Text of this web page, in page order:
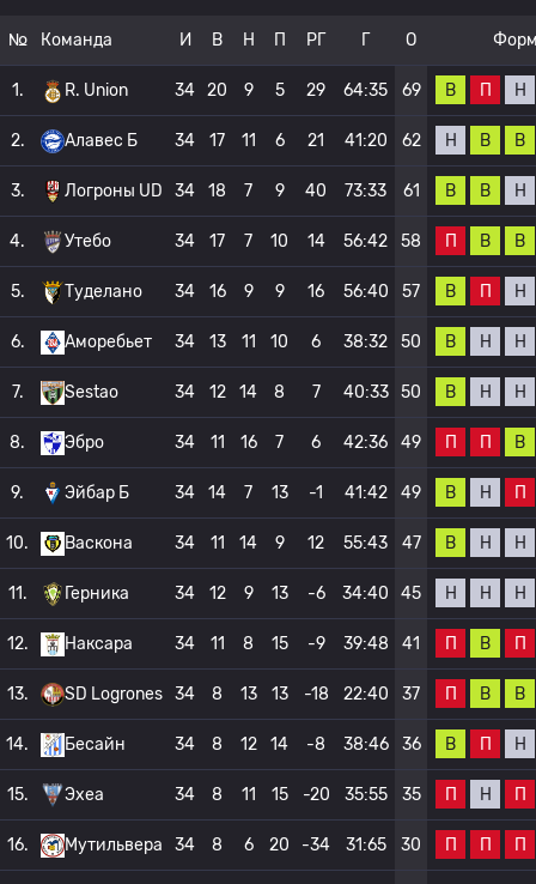
№ Команда И В Н П РГ Г О
1. R. Union 34 20 9 5 29 64:35 69 В П Н
2. Алавес Б 34 17 11 6 21 41:20 62 Н В В
3. Логроны UD 34 18 7 9 40 73:33 61 В В Н
4. Утебо 34 17 7 10 14 56:42 58 П В В
5. Туделано 34 16 9 9 16 56:40 57 В П Н
6. Аморебьет 34 13 11 10 6 38:32 50 В Н Н
7. Sestao 34 12 14 8 7 40:33 50 В Н Н
8. Эбро 34 11 16 7 6 42:36 49 П П В
9. Эйбар Б 34 14 7 13 -1 41:42 49 В Н П
10. Васкона 34 11 14 9 12 55:43 47 В Н Н
11. Герника 34 12 9 13 -6 34:40 45 Н Н Н
12. Наксара 34 11 8 15 -9 39:48 41 П В П
13. SD Logrones 34 8 13 13 -18 22:40 37 П В В
14. Бесайн 34 8 12 14 -8 38:46 36 В П Н
15. Эхеа 34 8 11 15 -20 35:55 35 П Н П
16. Мутильвера 34 8 6 20 -34 31:65 30 П П П